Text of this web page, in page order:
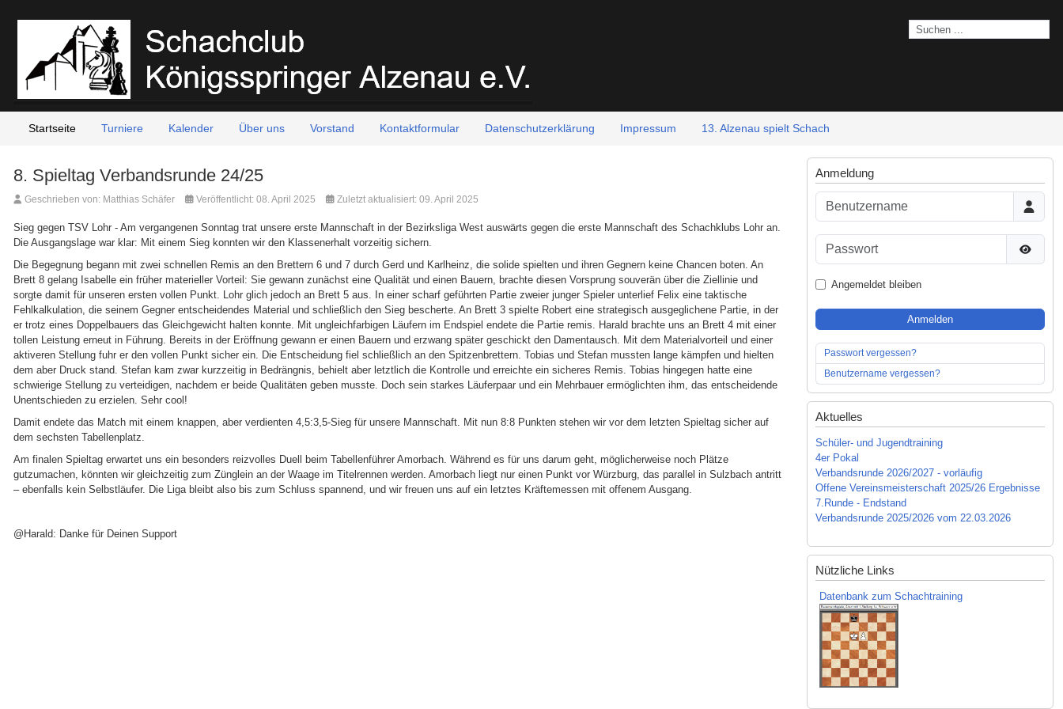
Startseite Turniere Kalender Über uns Vorstand Kontaktformular Datenschutzerklärung Impressum 13. Alzenau spielt Schach
8. Spieltag Verbandsrunde 24/25
Geschrieben von: Matthias Schäfer Veröffentlicht: 08. April 2025 Zuletzt aktualisiert: 09. April 2025
Sieg gegen TSV Lohr - Am vergangenen Sonntag trat unsere erste Mannschaft in der Bezirksliga West auswärts gegen die erste Mannschaft des Schachklubs Lohr an.
Die Ausgangslage war klar: Mit einem Sieg konnten wir den Klassenerhalt vorzeitig sichern.
Die Begegnung begann mit zwei schnellen Remis an den Brettern 6 und 7 durch Gerd und Karlheinz, die solide spielten und ihren Gegnern keine Chancen boten. An
Brett 8 gelang Isabelle ein früher materieller Vorteil: Sie gewann zunächst eine Qualität und einen Bauern, brachte diesen Vorsprung souverän über die Ziellinie und
sorgte damit für unseren ersten vollen Punkt. Lohr glich jedoch an Brett 5 aus. In einer scharf geführten Partie zweier junger Spieler unterlief Felix eine taktische
Fehlkalkulation, die seinem Gegner entscheidendes Material und schließlich den Sieg bescherte. An Brett 3 spielte Robert eine strategisch ausgeglichene Partie, in der
er trotz eines Doppelbauers das Gleichgewicht halten konnte. Mit ungleichfarbigen Läufern im Endspiel endete die Partie remis. Harald brachte uns an Brett 4 mit einer
tollen Leistung erneut in Führung. Bereits in der Eröffnung gewann er einen Bauern und erzwang später geschickt den Damentausch. Mit dem Materialvorteil und einer
aktiveren Stellung fuhr er den vollen Punkt sicher ein. Die Entscheidung fiel schließlich an den Spitzenbrettern. Tobias und Stefan mussten lange kämpfen und hielten
dem aber Druck stand. Stefan kam zwar kurzzeitig in Bedrängnis, behielt aber letztlich die Kontrolle und erreichte ein sicheres Remis. Tobias hingegen hatte eine
schwierige Stellung zu verteidigen, nachdem er beide Qualitäten geben musste. Doch sein starkes Läuferpaar und ein Mehrbauer ermöglichten ihm, das entscheidende
Unentschieden zu erzielen. Sehr cool!
Damit endete das Match mit einem knappen, aber verdienten 4,5:3,5-Sieg für unsere Mannschaft. Mit nun 8:8 Punkten stehen wir vor dem letzten Spieltag sicher auf
dem sechsten Tabellenplatz.
Am finalen Spieltag erwartet uns ein besonders reizvolles Duell beim Tabellenführer Amorbach. Während es für uns darum geht, möglicherweise noch Plätze
gutzumachen, könnten wir gleichzeitig zum Zünglein an der Waage im Titelrennen werden. Amorbach liegt nur einen Punkt vor Würzburg, das parallel in Sulzbach antritt
– ebenfalls kein Selbstläufer. Die Liga bleibt also bis zum Schluss spannend, und wir freuen uns auf ein letztes Kräftemessen mit offenem Ausgang.
@Harald: Danke für Deinen Support
Anmeldung
Benutzername
Passwort
Angemeldet bleiben
Anmelden
Passwort vergessen?
Benutzername vergessen?
Aktuelles
Schüler- und Jugendtraining
4er Pokal
Verbandsrunde 2026/2027 - vorläufig
Offene Vereinsmeisterschaft 2025/26 Ergebnisse
7.Runde - Endstand
Verbandsrunde 2025/2026 vom 22.03.2026
Nützliche Links
Datenbank zum Schachtraining